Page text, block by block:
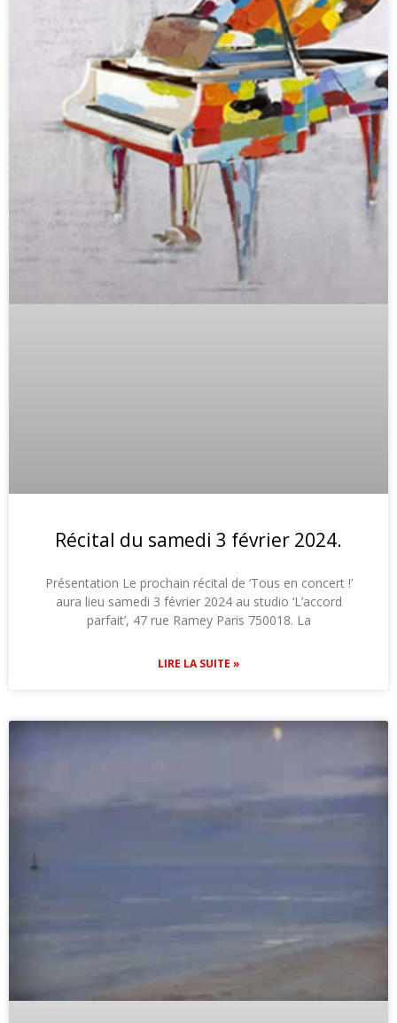
Récital du samedi 3 février 2024.
Présentation Le prochain récital de ‘Tous en concert !’
aura lieu samedi 3 février 2024 au studio ‘L’accord
parfait’, 47 rue Ramey Paris 750018. La
LIRE LA SUITE »